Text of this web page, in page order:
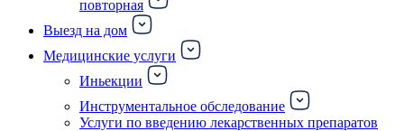
повторная
Выезд на дом
Медицинские услуги
Иньекции
Инструментальное обследование
Услуги по введению лекарственных препаратов